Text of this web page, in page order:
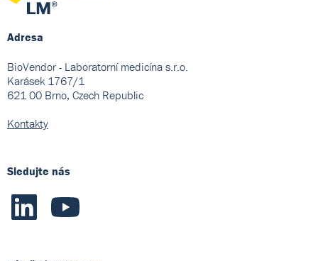
Adresa
BioVendor - Laboratorní medicína s.r.o.
Karásek 1767/1
621 00 Brno, Czech Republic
Kontakty
Sledujte nás